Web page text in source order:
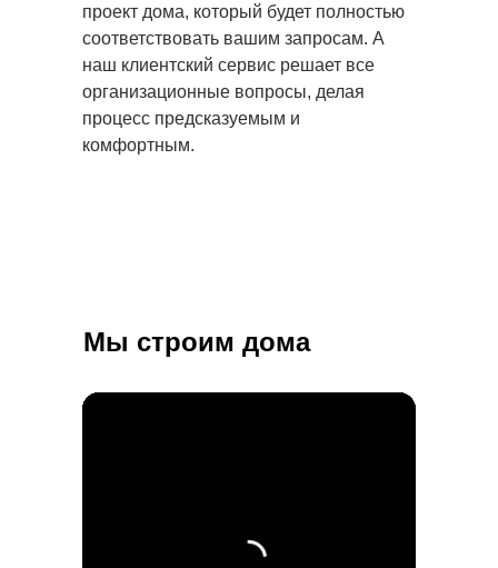
проект дома, который будет полностью
соответствовать вашим запросам. А
наш клиентский сервис решает все
организационные вопросы, делая
процесс предсказуемым и
комфортным.
Мы строим дома